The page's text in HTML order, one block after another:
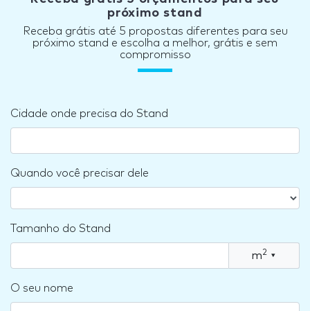
próximo stand
Receba grátis até 5 propostas diferentes para seu
próximo stand e escolha a melhor, grátis e sem
compromisso
Cidade onde precisa do Stand
Quando você precisar dele
Tamanho do Stand
m2 ▾
O seu nome